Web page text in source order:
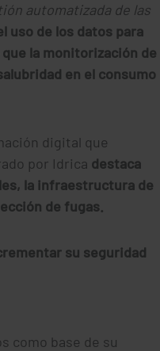
automatizada de las
uso de los datos para
la monitorización de
en el consumo
digital que
por Idrica destaca
la infraestructura de
de fugas.
su seguridad
como base de su